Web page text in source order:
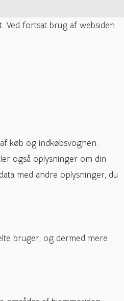
Ved fortsat brug af websiden
køb og indkøbsvognen.
også oplysninger om din
med andre oplysninger, du
bruger, og dermed mere